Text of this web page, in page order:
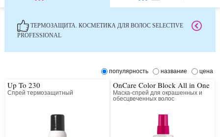
ТЕРМОЗАЩИТА. КОСМЕТИКА ДЛЯ ВОЛОС SELECTIVE
PROFESSIONAL
популярность название цена
Up To 230
Спрей термозащитный
OnCare Color Block All in One
Маска-спрей для окрашенных и
обесцвеченных волос